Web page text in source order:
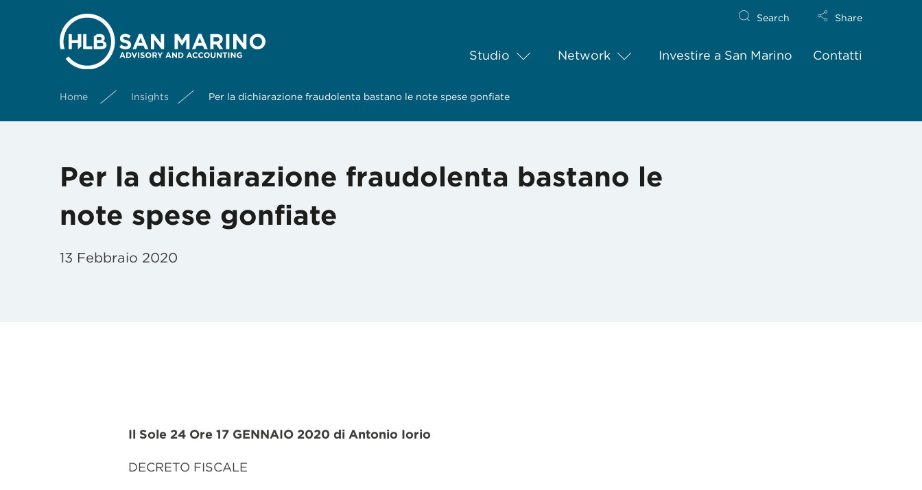
Studio Network Investire a San Marino Contatti
Search Share
Home Insights Per la dichiarazione fraudolenta bastano le note spese gonfiate
Per la dichiarazione fraudolenta bastano le
note spese gonfiate
13 Febbraio 2020
Il Sole 24 Ore 17 GENNAIO 2020 di Antonio Iorio
DECRETO FISCALE